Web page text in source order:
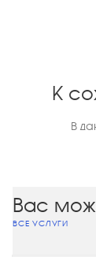
К
В
Вас
ВСЕ УСЛУГИ